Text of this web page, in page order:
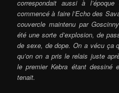
correspondait aussi à
commencé à faire l’Echo des
couvercle maintenu par
été une sorte d’explosion, de
de sexe, de dope. On a vécu ça
qu’on on a pris le relais juste
le premier Kebra étant
tenait.